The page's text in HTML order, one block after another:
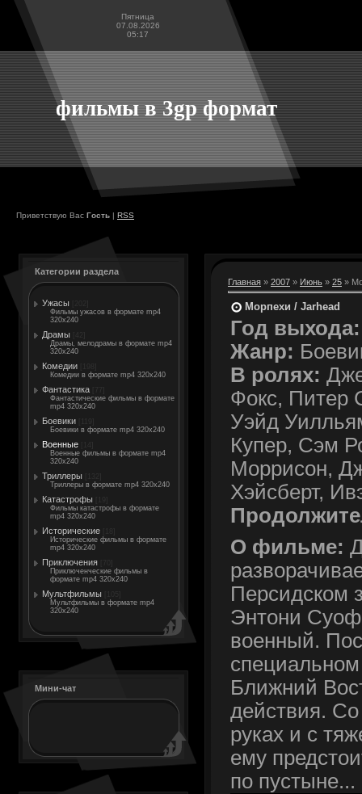
Пятница
07.08.2026
05:17
фильмы в 3gp формат
Приветствую Вас Гость | RSS
Категории раздела
Ужасы
Фильмы ужасов в формате mp4
320x240
Драмы
Драмы, мелодрамы в формате mp4
320x240
Комедии
Комедии в формате mp4 320x240
Фантастика
Фантастические фильмы в формате
mp4 320x240
Боевики
Боевики в формате mp4 320x240
Военные
Военные фильмы в формате mp4
320x240
Триллеры
Триллеры в формате mp4 320x240
Катастрофы
Фильмы катастрофы в формате
mp4 320x240
Исторические
Исторические фильмы в формате
mp4 320x240
Приключения
Приключенческие фильмы в
формате mp4 320x240
Мультфильмы
Мультфильмы в формате mp4
320x240
Мини-чат
Главная » 2007 » Июнь » 25 »
Морпехи / Jarhead
Год выхода:
Жанр:
В ролях:
Фокс, Питер
Уэйд
Купер, Сэм
Моррисон,
Хэйсберт,
О фильме:
Персидском
Энтони
военный.
специальном
Ближний
действия. Со
руках и с
ему
по пустыне...